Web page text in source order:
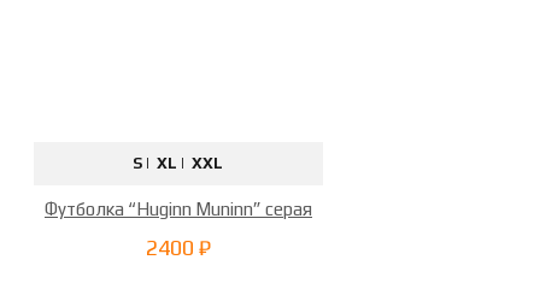
S | XL | XXL
Футболка “Huginn Muninn” серая
2400 ₽